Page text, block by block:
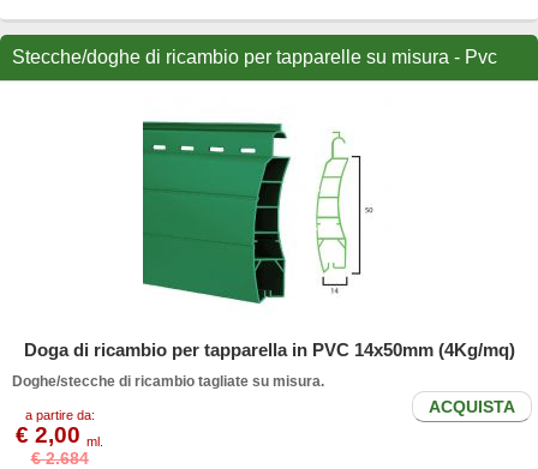
Stecche/doghe di ricambio per tapparelle su misura - Pvc
Doga di ricambio per tapparella in PVC 14x50mm (4Kg/mq)
Doghe/stecche di ricambio tagliate su misura.
a partire da:
€ 2,00 ml.
€ 2.684
ACQUISTA